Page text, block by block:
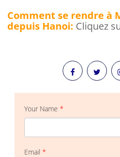
Comment se rendre à
depuis Hanoi: Cliquez
Your Name *
Email *